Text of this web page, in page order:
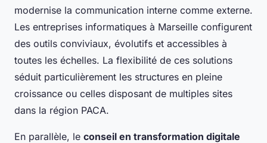
modernise la communication interne comme externe.
Les entreprises informatiques à Marseille configurent
des outils conviviaux, évolutifs et accessibles à
toutes les échelles. La flexibilité de ces solutions
séduit particulièrement les structures en pleine
croissance ou celles disposant de multiples sites
dans la région PACA.
En parallèle, le conseil en transformation digitale